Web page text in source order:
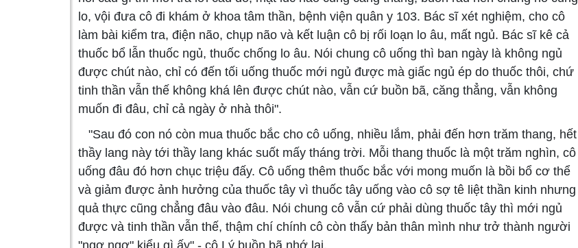
lo, vội đưa cô đi khám ở khoa tâm thần, bệnh viện quân y 103. Bác sĩ xét nghiệm, cho cô
làm bài kiểm tra, điện não, chụp não và kết luận cô bị rối loạn lo âu, mất ngủ. Bác sĩ kê cả
thuốc bổ lẫn thuốc ngủ, thuốc chống lo âu. Nói chung cô uống thì ban ngày là không ngủ
được chút nào, chỉ có đến tối uống thuốc mới ngủ được mà giấc ngủ ép do thuốc thôi, chứ
tinh thần vẫn thế không khá lên được chút nào, vẫn cứ buồn bã, căng thẳng, vẫn không
muốn đi đâu, chỉ cả ngày ở nhà thôi".
"Sau đó con nó còn mua thuốc bắc cho cô uống, nhiều lắm, phải đến hơn trăm thang, hết
thầy lang này tới thầy lang khác suốt mấy tháng trời. Mỗi thang thuốc là một trăm nghìn, cô
uống đâu đó hơn chục triệu đấy. Cô uống thêm thuốc bắc với mong muốn là bồi bổ cơ thể
và giảm được ảnh hưởng của thuốc tây vì thuốc tây uống vào cô sợ tê liệt thần kinh nhưng
quả thực cũng chẳng đâu vào đâu. Nói chung cô vẫn cứ phải dùng thuốc tây thì mới ngủ
được và tinh thần vẫn thế, thậm chí chính cô còn thấy bản thân mình như trở thành người
"ngơ ngơ" kiểu gì ấy" - cô Lý buồn bã nhớ lại.